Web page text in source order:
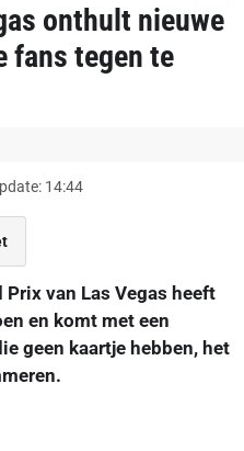
onthult nieuwe
fans tegen te
14:44
Prix van Las Vegas heeft
en komt met een
geen kaartje hebben, het